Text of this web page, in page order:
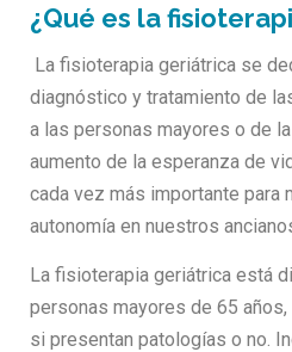
¿Qué es la
La fisioterapia geriátrica se
diagnóstico y tratamiento de
a las personas mayores o de la
aumento de la esperanza de
cada vez más importante para
autonomía en nuestros
La fisioterapia geriátrica está
personas mayores de 65
si presentan patologías o no.